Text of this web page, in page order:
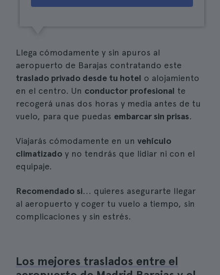
Llega cómodamente y sin apuros al
aeropuerto de Barajas contratando este
traslado privado desde tu hotel o alojamiento
en el centro. Un conductor profesional te
recogerá unas dos horas y media antes de tu
vuelo, para que puedas embarcar sin prisas.
Viajarás cómodamente en un vehículo
climatizado y no tendrás que lidiar ni con el
equipaje.
Recomendado si... quieres asegurarte llegar
al aeropuerto y coger tu vuelo a tiempo, sin
complicaciones y sin estrés.
Los mejores traslados entre el